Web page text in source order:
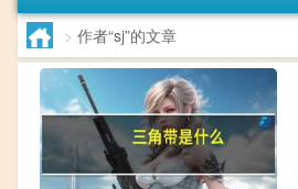
> 作者“sj”的文章